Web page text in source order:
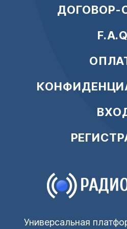
ДОГОВОР-
Универсальная